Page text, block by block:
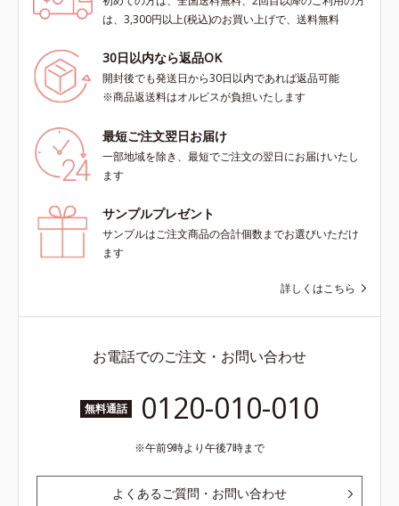
は、3,300円以上(税込)のお買い上げで、送料無料
30日以内なら返品OK
開封後でも発送日から30日以内であれば返品可能
※商品返送料はオルビスが負担いたします
最短ご注文翌日お届け
一部地域を除き、最短でご注文の翌日にお届けいたし
ます
サンプルプレゼント
サンプルはご注文商品の合計個数までお選びいただけ
ます
詳しくはこちら
お電話でのご注文・お問い合わせ
無料通話 0120-010-010
午前9時より午後7時まで
よくあるご質問・お問い合わせ